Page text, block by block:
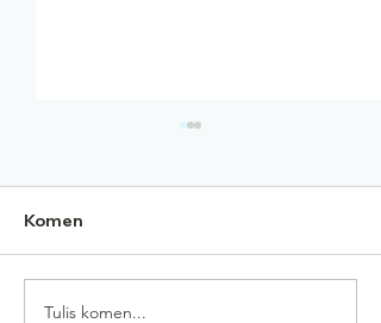
Penumpu Oksigen
Komen
Tulis komen...